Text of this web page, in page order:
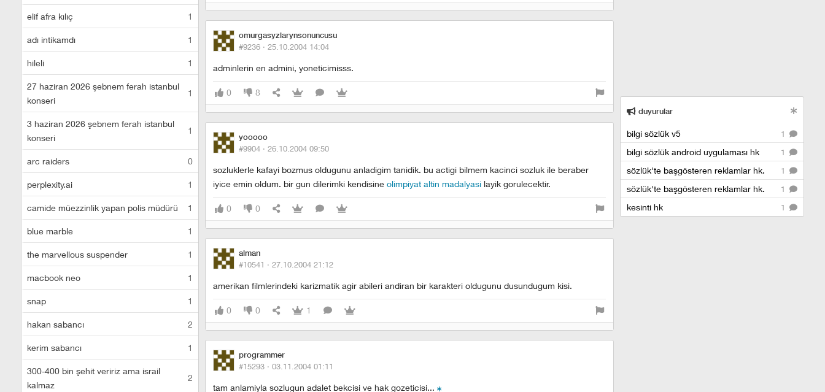
elif afra kılıç 1
adı intikamdı 1
hileli 1
27 haziran 2026 şebnem ferah istanbul
konseri
1
3 haziran 2026 şebnem ferah istanbul
konseri
1
arc raiders 0
perplexity.ai 1
camide müezzinlik yapan polis müdürü 1
blue marble 1
the marvellous suspender 1
macbook neo 1
snap 1
hakan sabancı 2
kerim sabancı 1
300-400 bin şehit veririz ama israil
kalmaz
2
omurgasyzlarynsonuncusu
#9236 · 25.10.2004 14:04
adminlerin en admini, yoneticimisss.
0 8
yooooo
#9904 · 26.10.2004 09:50
sozluklerle kafayi bozmus oldugunu anladigim tanidik. bu actigi bilmem kacinci sozluk ile beraber
iyice emin oldum. bir gun dilerimki kendisine olimpiyat altin madalyasi layik gorulecektir.
0 0
alman
#10541 · 27.10.2004 21:12
amerikan filmlerindeki karizmatik agir abileri andiran bir karakteri oldugunu dusundugum kisi.
0 0 1
programmer
#15293 · 03.11.2004 01:11
tam anlamiyla sozlugun adalet bekcisi ve hak gozeticisi...
duyurular
1
bilgi sözlük v5
1
bilgi sözlük android uygulaması hk
1
sözlük'te başgösteren reklamlar hk.
1
sözlük'te başgösteren reklamlar hk.
1
kesinti hk